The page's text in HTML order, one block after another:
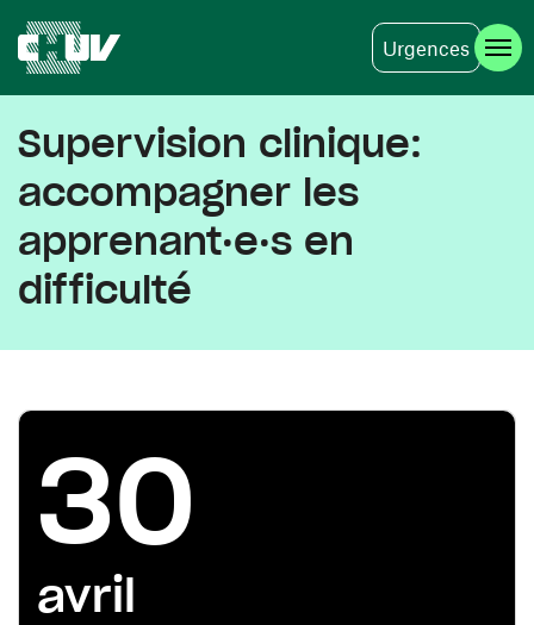
Urgences
Supervision clinique:
accompagner les
apprenant·e·s en
difficulté
30
avril